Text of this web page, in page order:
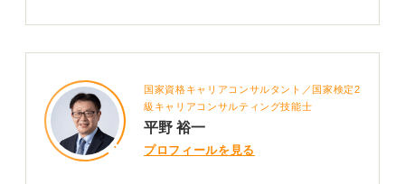
面接が別日になった場合でも、事情があるなら合否に影
会場到着時刻は5～8分前！ 人によっては1時間前か
ら近くで待機
面接へは、一般的に5～8分ぐらい前に到着するのが良い
国家資格キャリアコンサルタント／国家検定2
級キャリアコンサルティング技能士
平野 裕一
プロフィールを見る